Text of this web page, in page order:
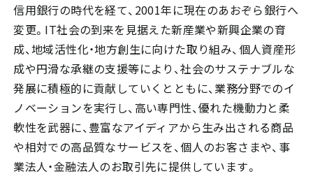
信用銀行の時代を経て、2001年に現在のあおぞら銀行へ
変更。IT社会の到来を見据えた新産業や新興企業の育
成、地域活性化・地方創生に向けた取り組み、個人資産形
成や円滑な承継の支援等により、社会のサステナブルな
発展に積極的に貢献していくとともに、業務分野でのイ
ノベーションを実行し、高い専門性、優れた機動力と柔
軟性を武器に、豊富なアイディアから生み出される商品
や相対での高品質なサービスを、個人のお客さまや、事
業法人・金融法人のお取引先に提供しています。